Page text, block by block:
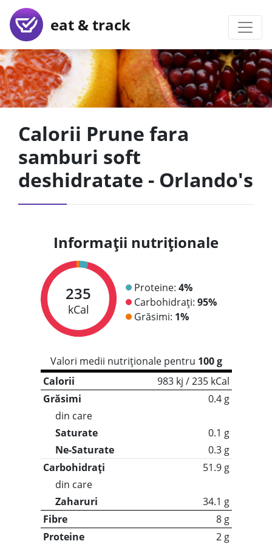
eat & track
Calorii Prune fara
samburi soft
deshidratate - Orlando's
Informații nutriționale
235
kCal
Proteine: 4%
Carbohidrați: 95%
Grăsimi: 1%
Valori medii nutriționale pentru 100 g
Calorii
983 kj / 235 kCal
Grăsimi
0.4 g
din care
Saturate
0.1 g
Ne-Saturate
0.3 g
Carbohidrați
51.9 g
din care
Zaharuri
34.1 g
Fibre
8 g
Proteine
2 g